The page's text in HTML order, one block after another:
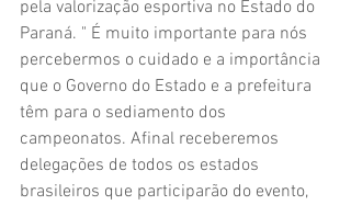
pela valorização esportiva no Estado do
Paraná. " É muito importante para nós
percebermos o cuidado e a importância
que o Governo do Estado e a prefeitura
têm para o sediamento dos
campeonatos. Afinal receberemos
delegações de todos os estados
brasileiros que participarão do evento,